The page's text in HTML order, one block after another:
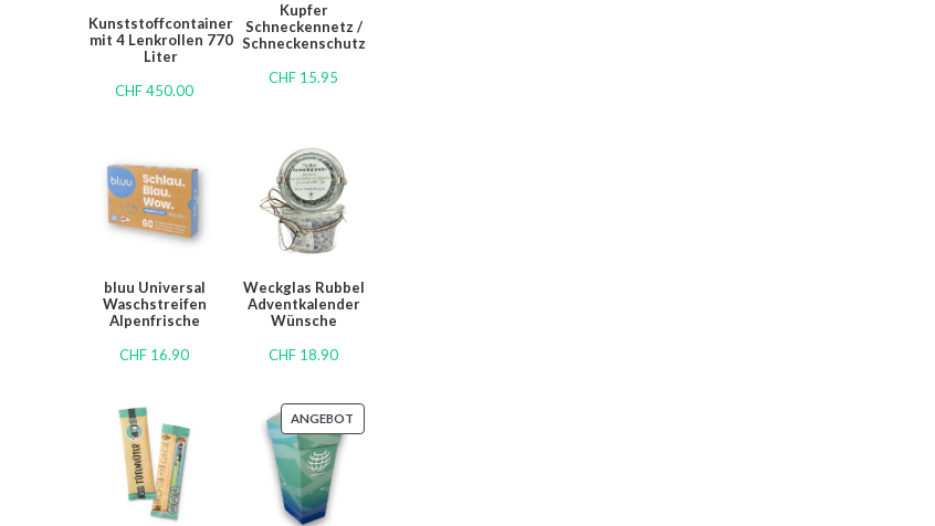
Kunststoffcontainer
mit 4 Lenkrollen 770
Liter
CHF450.00
Kupfer
Schneckennetz /
Schneckenschutz
CHF 15.95
bluu Universal
Waschstreifen
Alpenfrische
CHF 16.90
Weckglas Rubbel
Adventkalender
Wünsche
CHF 18.90
ANGEBOT